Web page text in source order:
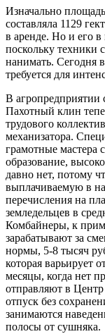
Изначально
составляла 1129
в аренде. Но и его в
поскольку техники
нанимать. Сегодня
требуется для
В агропредприятии
Пахотный клин
трудового
механизатора.
грамотные мастера
образование,
давно нет, потому
выплачиваемую в
перечисления на
земледельцев в
Комбайнеры, к
зарабатывают за
нормы, 5‑8 тысяч
которая варьирует
месяцы, когда нет
отправляют в
отпуск без
занимаются
полосы от сушняка.